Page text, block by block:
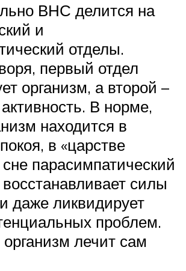
ВНС делится на
и
отделы.
первый отдел
организм, а второй –
активность. В норме,
находится в
в «царстве
сне парасимпатический
силы
даже ликвидирует
проблем.
лечит сам